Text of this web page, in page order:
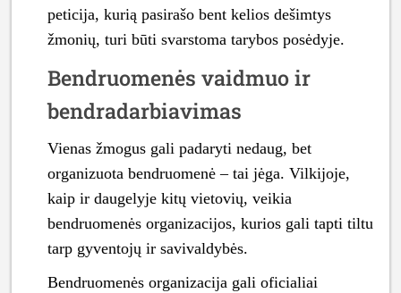
peticija, kurią pasirašo bent kelios dešimtys
žmonių, turi būti svarstoma tarybos posėdyje.
Bendruomenės vaidmuo ir
bendradarbiavimas
Vienas žmogus gali padaryti nedaug, bet
organizuota bendruomenė – tai jėga. Vilkijoje,
kaip ir daugelyje kitų vietovių, veikia
bendruomenės organizacijos, kurios gali tapti tiltu
tarp gyventojų ir savivaldybės.
Bendruomenės organizacija gali oficialiai